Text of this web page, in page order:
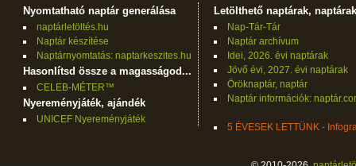
Nyomtatható naptár generálása
naptárletöltés.hu
Naptár készítése
Naptárnyomtatás: naptarkeszites.hu
Hasonlítsd össze a magasságod...
CELEB-MÉTER™
Nyereményjáték, ajándék
UNICEF Nyereményjáték
Letölthető naptárak, naptárak
Nap-Tár-Tár
Naptár archívum
Idei, 2026. évi naptárak
Jövő évi, 2027. évi naptárak
Öröknaptár, naptár
Naptár információk:
5 ÉVESEK LETTÜNK -